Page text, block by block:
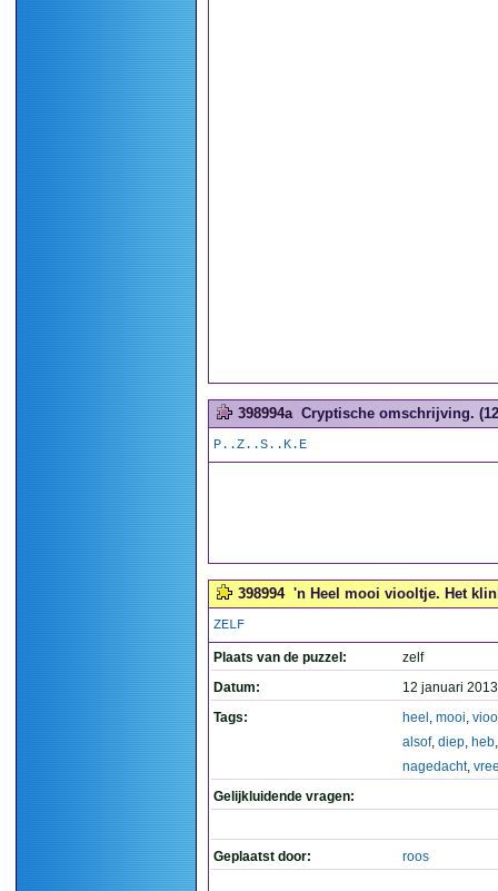
398994a Cryptische omschrijving.
P..Z..S..K.E
398994 'n Heel mooi viooltje. Het
ZELF
Plaats van de puzzel:
zelf
Datum:
12 januari
Tags:
heel , mooi,
alsof, diep, heb,
nagedacht,
Gelijkluidende vragen:
Geplaatst door: roos